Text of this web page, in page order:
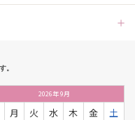
。
2026年9月
月 火 水 木 金
土